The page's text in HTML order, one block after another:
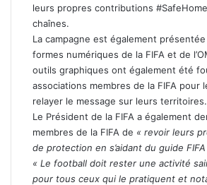
leurs propres contributions
chaînes.
La campagne est également
formes numériques de la FIFA et de
outils graphiques ont également été
associations membres de la FIFA pour
relayer le message sur leurs territoires.
Le Président de la FIFA a également
membres de la FIFA de « revoir leurs
de protection en s’aidant du guide
« Le football doit rester une activité
pour tous ceux qui le pratiquent et